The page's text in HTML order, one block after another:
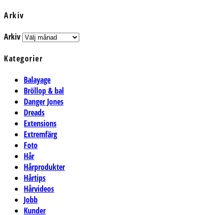
Arkiv
Arkiv
Kategorier
Balayage
Bröllop & bal
Danger Jones
Dreads
Extensions
Extremfärg
Foto
Hår
Hårprodukter
Hårtips
Hårvideos
Jobb
Kunder